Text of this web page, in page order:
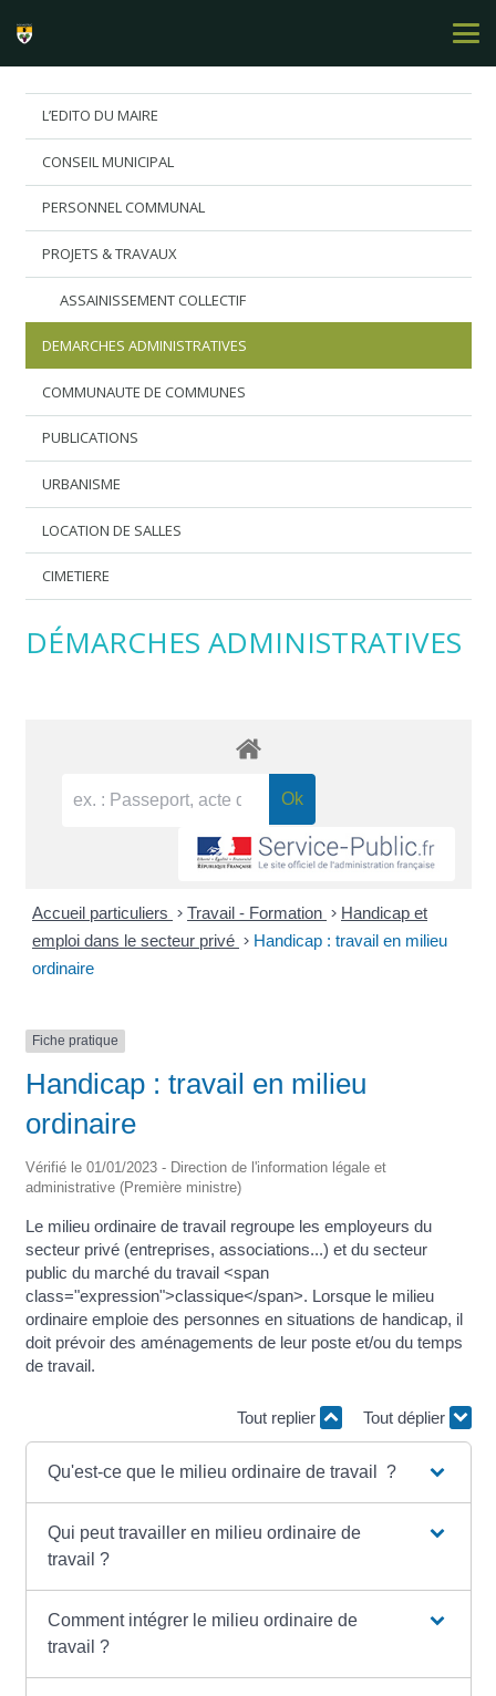
L’EDITO DU MAIRE
CONSEIL MUNICIPAL
PERSONNEL COMMUNAL
PROJETS & TRAVAUX
ASSAINISSEMENT COLLECTIF
DEMARCHES ADMINISTRATIVES
COMMUNAUTE DE COMMUNES
PUBLICATIONS
URBANISME
LOCATION DE SALLES
CIMETIERE
DÉMARCHES ADMINISTRATIVES
Accueil particuliers > Travail - Formation > Handicap et
emploi dans le secteur privé > Handicap : travail en milieu
ordinaire
Fiche pratique
Handicap : travail en milieu
ordinaire
Vérifié le 01/01/2023 - Direction de l'information légale et
administrative (Première ministre)
Le milieu ordinaire de travail regroupe les employeurs du
secteur privé (entreprises, associations...) et du secteur
public du marché du travail <span
class="expression">classique</span>. Lorsque le milieu
ordinaire emploie des personnes en situations de handicap, il
doit prévoir des aménagements de leur poste et/ou du temps
de travail.
Tout replier Tout déplier
Qu'est-ce que le milieu ordinaire de travail ?
Qui peut travailler en milieu ordinaire de
travail ?
Comment intégrer le milieu ordinaire de
travail ?